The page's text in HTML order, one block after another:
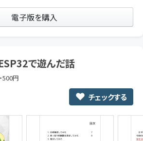
電子版を購入
で遊んだ話
500円
チェックする